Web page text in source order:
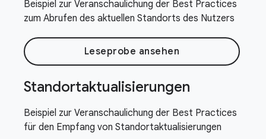
Beispiel zur Veranschaulichung der Best Practices
zum Abrufen des aktuellen Standorts des Nutzers
Leseprobe ansehen
Standortaktualisierungen
Beispiel zur Veranschaulichung der Best Practices
für den Empfang von Standortaktualisierungen